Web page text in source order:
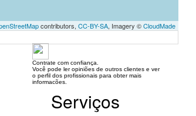
contributors, CC-BY-SA, Imagery ©CloudMade
Contrate com confiança.
Você pode ler opiniões de outros clientes e ver
o perfil dos profissionais para obter mais
informacões.
Serviços